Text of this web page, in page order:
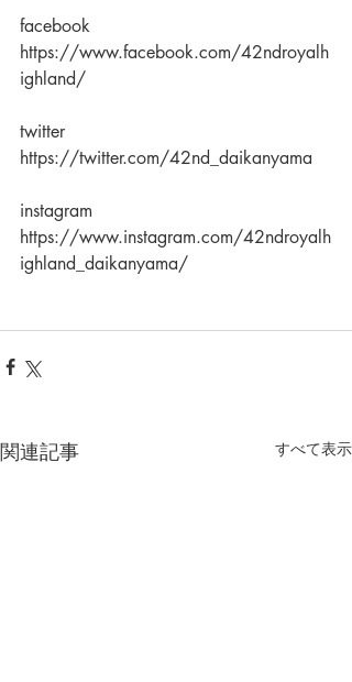
facebook
https://www.facebook.com/42ndroyalh
ighland/
twitter
https://twitter.com/42nd_daikanyama
instagram
https://www.instagram.com/42ndroyalh
ighland_daikanyama/
関連記事 すべて表示